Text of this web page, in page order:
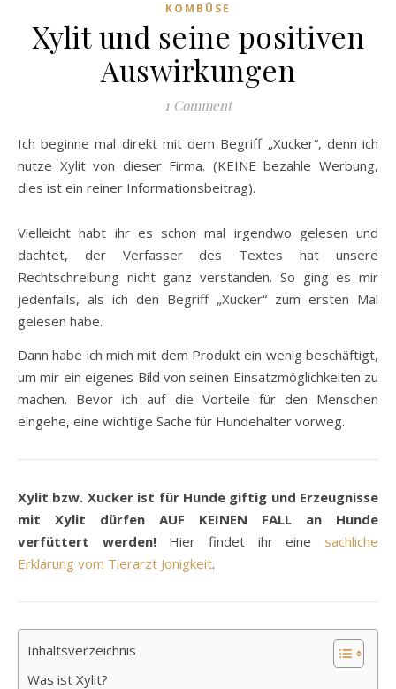
KOMBÜSE
Xylit und seine positiven
Auswirkungen
1 Comment
Ich beginne mal direkt mit dem Begriff „Xucker“, denn ich
nutze Xylit von dieser Firma. (KEINE bezahle Werbung,
dies ist ein reiner Informationsbeitrag).
Vielleicht habt ihr es schon mal irgendwo gelesen und
dachtet, der Verfasser des Textes hat unsere
Rechtschreibung nicht ganz verstanden. So ging es mir
jedenfalls, als ich den Begriff „Xucker“ zum ersten Mal
gelesen habe.
Dann habe ich mich mit dem Produkt ein wenig beschäftigt,
um mir ein eigenes Bild von seinen Einsatzmöglichkeiten zu
machen. Bevor ich auf die Vorteile für den Menschen
eingehe, eine wichtige Sache für Hundehalter vorweg.
Xylit bzw. Xucker ist für Hunde giftig und Erzeugnisse
mit Xylit dürfen AUF KEINEN FALL an Hunde
verfüttert werden! Hier findet ihr eine sachliche
Erklärung vom Tierarzt Jonigkeit.
Inhaltsverzeichnis
Was ist Xylit?